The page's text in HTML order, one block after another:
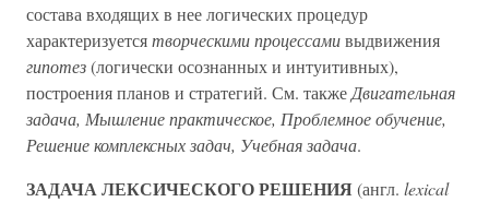
состава входящих в нее логических процедур
характеризуетсятворческими процессамивыдвижения
гипотез(логически осознанных и интуитивных),
построения планов и стратегий. См. также Двигательная
задача, Мышление практическое, Проблемное обучение,
Решение комплексных задач, Учебная задача.
ЗАДАЧА ЛЕКСИЧЕСКОГО РЕШЕНИЯ(англ. lexical